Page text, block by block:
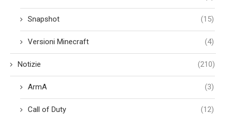
Snapshot (15)
Versioni Minecraft (4)
Notizie (210)
ArmA (3)
Call of Duty (12)